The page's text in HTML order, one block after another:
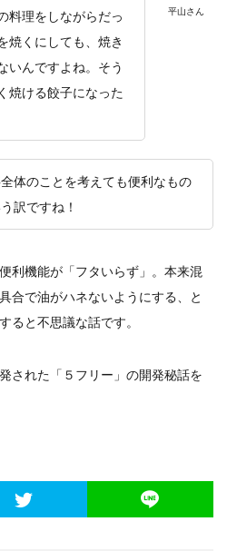
平山さん
料理をしながらだっ
焼くにしても、焼き
いんですよね。そう
焼ける餃子になった
体のことを考えても便利なもの
訳ですね！
利機能が「フタいらず」。本来混
合で油がハネないようにする、と
ると不思議な話です。
された「５フリー」の開発秘話を